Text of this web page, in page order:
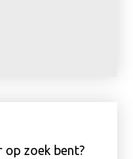
op zoek bent?